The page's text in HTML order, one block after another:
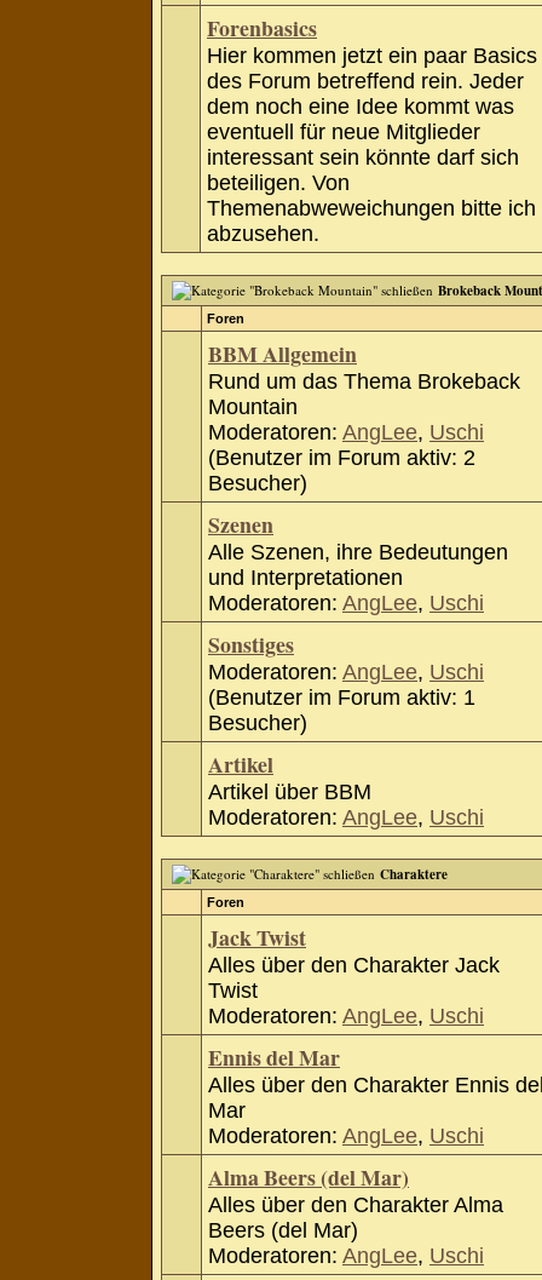
Forenbasics
Hier kommen jetzt ein paar Basics
des Forum betreffend rein. Jeder
dem noch eine Idee kommt was
eventuell für neue Mitglieder
interessant sein könnte darf sich
beteiligen. Von
Themenabweweichungen bitte ich
abzusehen.
Brokeback
Foren
BBM Allgemein
Rund um das Thema Brokeback
Mountain
Moderatoren: AngLee, Uschi
(Benutzer im Forum aktiv: 2
Besucher)
Szenen
Alle Szenen, ihre Bedeutungen
und Interpretationen
Moderatoren: AngLee, Uschi
Sonstiges
Moderatoren: AngLee, Uschi
(Benutzer im Forum aktiv: 1
Besucher)
Artikel
Artikel über BBM
Moderatoren: AngLee, Uschi
Charaktere
Foren
Jack Twist
Alles über den Charakter Jack
Twist
Moderatoren: AngLee, Uschi
Ennis del Mar
Alles über den Charakter Ennis
Mar
Moderatoren: AngLee, Uschi
Alma Beers (del Mar)
Alles über den Charakter Alma
Beers (del Mar)
Moderatoren: AngLee, Uschi